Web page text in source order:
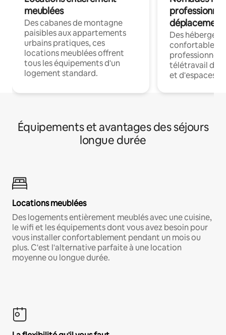
meublées
Des cabanes de montagne
paisibles aux appartements
urbains pratiques, ces
locations meublées offrent
tous les équipements d'un
logement standard.
déplacement
Des
confortables
professionnels
télétravail
et d'espaces
Équipements et avantages des séjours
longue durée
Locations meublées
Des logements entièrement meublés avec une cuisine,
le wifi et les équipements dont vous avez besoin pour
vous installer confortablement pendant un mois ou
plus. C'est l'alternative parfaite à une location
moyenne ou longue durée.